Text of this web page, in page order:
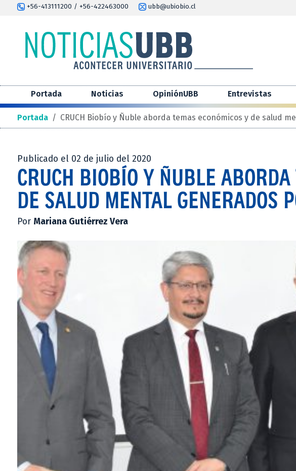
+56-413111200 / +56-422463000 ubb@ubiobio.cl
Portada Noticias OpiniónUBB Entrevistas
Portada / CRUCH Biobío y Ñuble aborda temas económicos y de salud
Publicado el 02 de julio del 2020
CRUCH BIOBÍO Y ÑUBLE ABORDA
DE SALUD MENTAL GENERADOS
Por Mariana Gutiérrez Vera